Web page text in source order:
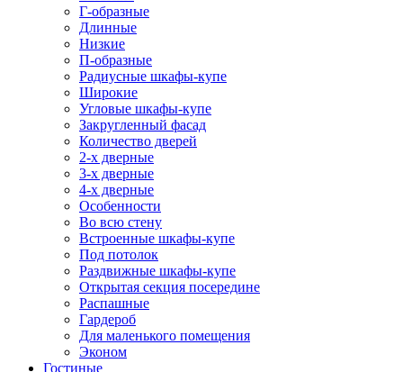
Г-образные
Длинные
Низкие
П-образные
Радиусные шкафы-купе
Широкие
Угловые шкафы-купе
Закругленный фасад
Количество дверей
2-х дверные
3-х дверные
4-х дверные
Особенности
Во всю стену
Встроенные шкафы-купе
Под потолок
Раздвижные шкафы-купе
Открытая секция посередине
Распашные
Гардероб
Для маленького помещения
Эконом
Гостиные